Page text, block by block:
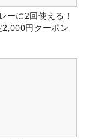
ーに2回使える！
2,000円クーポン